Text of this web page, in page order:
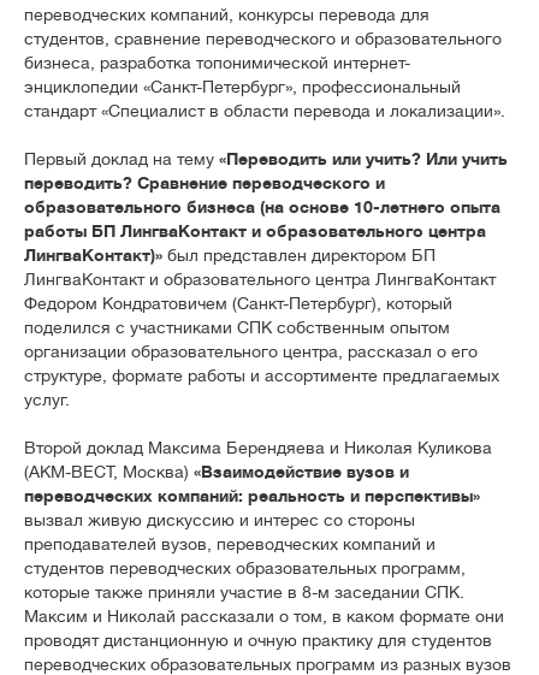
переводческих компаний, конкурсы перевода для
студентов, сравнение переводческого и образовательного
бизнеса, разработка топонимической интернет-
энциклопедии «Санкт-Петербург», профессиональный
стандарт «Специалист в области перевода и локализации».
Первый доклад на тему «Переводить или учить? Или учить
переводить? Сравнение переводческого и
образовательного бизнеса (на основе 10-летнего опыта
работы БП ЛингваКонтакт и образовательного центра
ЛингваКонтакт)» был представлен директором БП
ЛингваКонтакт и образовательного центра ЛингваКонтакт
Федором Кондратовичем (Санкт-Петербург), который
поделился с участниками СПК собственным опытом
организации образовательного центра, рассказал о его
структуре, формате работы и ассортименте предлагаемых
услуг.
Второй доклад Максима Берендяева и Николая Куликова
(АКМ-ВЕСТ, Москва) «Взаимодействие вузов и
переводческих компаний: реальность и перспективы»
вызвал живую дискуссию и интерес со стороны
преподавателей вузов, переводческих компаний и
студентов переводческих образовательных программ,
которые также приняли участие в 8-м заседании СПК.
Максим и Николай рассказали о том, в каком формате они
проводят дистанционную и очную практику для студентов
переводческих образовательных программ из разных вузов